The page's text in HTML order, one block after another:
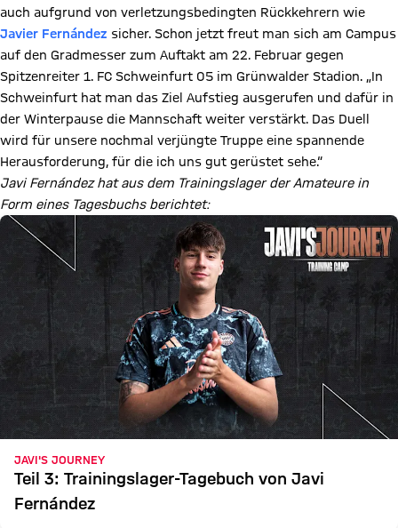
auch aufgrund von verletzungsbedingten Rückkehrern wie
Javier Fernández sicher. Schon jetzt freut man sich am Campus
auf den Gradmesser zum Auftakt am 22. Februar gegen
Spitzenreiter 1. FC Schweinfurt 05 im Grünwalder Stadion. „In
Schweinfurt hat man das Ziel Aufstieg ausgerufen und dafür in
der Winterpause die Mannschaft weiter verstärkt. Das Duell
wird für unsere nochmal verjüngte Truppe eine spannende
Herausforderung, für die ich uns gut gerüstet sehe.“
Javi Fernández hat aus dem Trainingslager der Amateure in
Form eines Tagesbuchs berichtet:
JAVI'S JOURNEY
Teil 3: Trainingslager-Tagebuch von Javi
Fernández